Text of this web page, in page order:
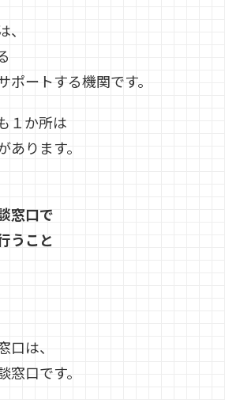
ポートする機関です。
１か所は
ります。
窓口で
うこと
は、
口です。